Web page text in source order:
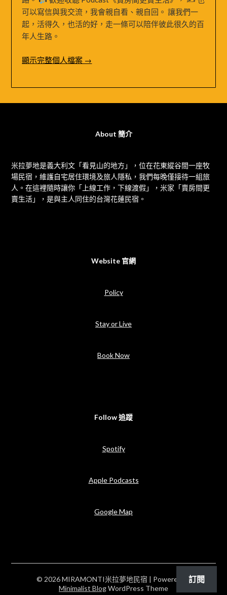
可以寫信與我交流，我會親自看、親自回。 讓我們一
起，活得久，也活的好，走一條可以陪伴彼此很久的百
年人生路。
顯示完整個人檔案 →
About 簡介
米拉夢地是義大利文「看見山的地方」，位在花東縱谷間一座牧
場民宿，維護自宅居住環境及旅人隱私，我們每晚僅接待一組旅
人。在這裡隨時讓你「上線工作，下線渡假」，米家「賣房間更
賣生活」，是與主人同住的台灣花蓮民宿。
Website 官網
Policy
Stay or Live
Book Now
Follow 追蹤
Spotify
Apple Podcasts
Google Map
© 2026 MIRAMONTI米拉夢地民宿 | Powered by
Minimalist BlogWordPress Theme
訂閱